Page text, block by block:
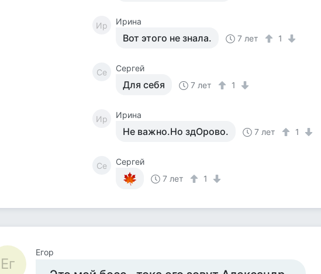
Ир Ирина
Вот этого не знала. 7 лет 1
Се Сергей
Для себя 7 лет 1
Ир Ирина
Не важно.Но здОрово. 7 лет 1
Се
Сергей
7 лет
1
Ег
Егор